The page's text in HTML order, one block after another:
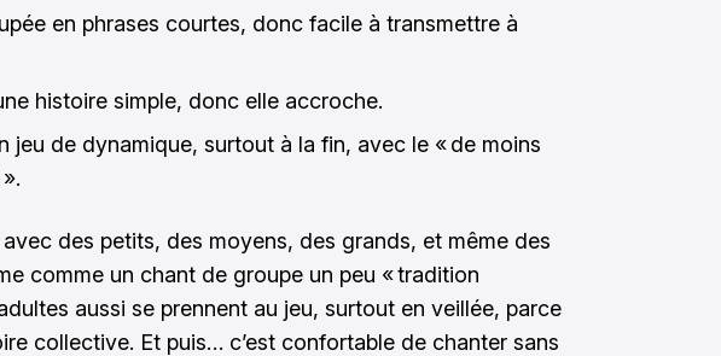
en phrases courtes, donc facile à transmettre à
histoire simple, donc elle accroche.
jeu de dynamique, surtout à la fin, avec le « de moins
des petits, des moyens, des grands, et même des
comme un chant de groupe un peu « tradition
aussi se prennent au jeu, surtout en veillée, parce
collective. Et puis… c’est confortable de chanter sans